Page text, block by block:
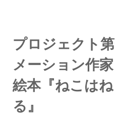
プロジェクト第
メーション作
絵本『ねこは
る』